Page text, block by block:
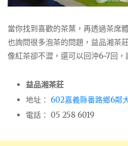
當你找到喜歡的茶葉，再透過茶席
也詢問很多泡茶的問題，益品湘茶
像紅茶卻不澀，還可以回沖6~7回，
益品湘茶莊
地址： 602嘉義縣番路鄉6鄰
電話： 05 258 6019